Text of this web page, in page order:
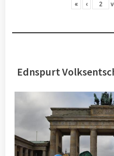
« ‹
Ednspurt